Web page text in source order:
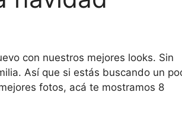
con nuestros mejores looks. Sin
Así que si estás buscando un
fotos, acá te mostramos 8